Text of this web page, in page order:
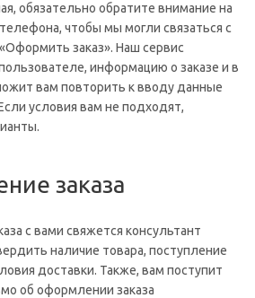
обязательно обратите внимание на
чтобы мы могли связаться с
заказ». Наш сервис
информацию о заказе и в
вам повторить к вводу данные
условия вам не подходят,
заказа
с вами свяжется консультант
наличие товара, поступление
доставки. Также, вам поступит
об оформлении заказа